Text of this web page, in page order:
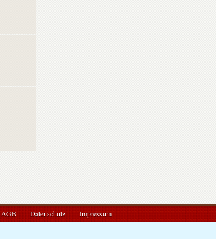
AGB Datenschutz Impressum